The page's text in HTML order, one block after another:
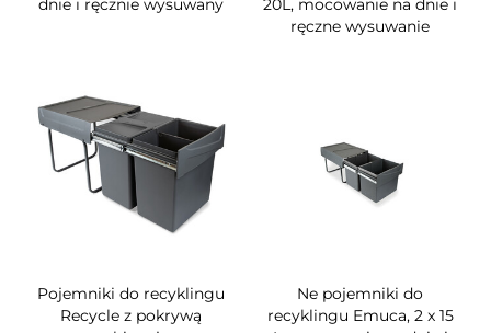
dnie i ręcznie wysuwany
20L, mocowanie na dnie i
ręczne wysuwanie
Pojemniki do recyklingu
Recycle z pokrywą
Ne pojemniki do
recyklingu Emuca, 2 x 15